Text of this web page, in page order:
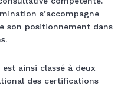
s’accompagne
son positionnement dans
ainsi classé à deux
des certifications